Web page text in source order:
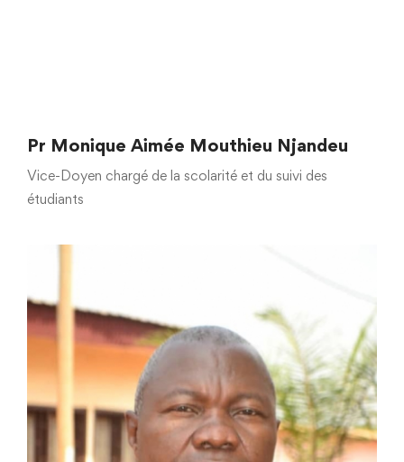
Pr Monique Aimée Mouthieu Njandeu
Vice-Doyen chargé de la scolarité et du suivi des
étudiants